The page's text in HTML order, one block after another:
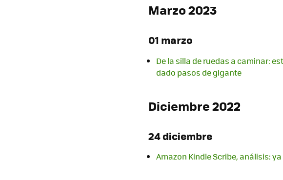
Marzo 2023
01 marzo
De la silla de ruedas a caminar:
dado pasos de gigante
Diciembre 2022
24 diciembre
Amazon Kindle Scribe, análisis: